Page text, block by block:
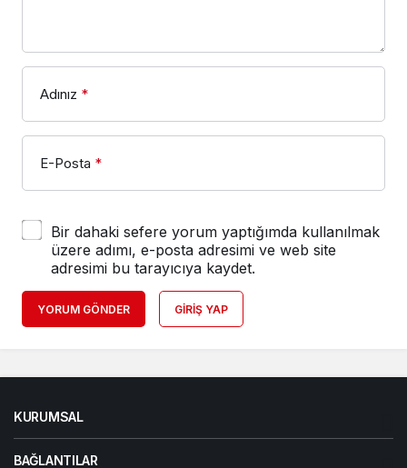
Adınız *
E-Posta *
Bir dahaki sefere yorum yaptığımda kullanılmak
üzere adımı, e-posta adresimi ve web site
adresimi bu tarayıcıya kaydet.
YORUM GÖNDER GIRIŞ YAP
KURUMSAL
BAĞLANTILAR